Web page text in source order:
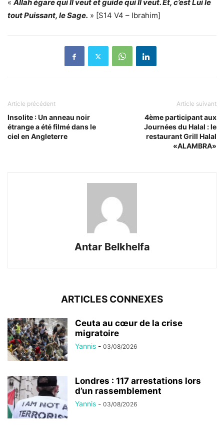
« Allah égare qui Il veut et guide qui Il veut. Et, c’est Lui le
tout Puissant, le Sage. » [S14 V4 – Ibrahim]
Article précédent
Insolite : Un anneau noir
étrange a été filmé dans le
ciel en Angleterre
Article suivant
4ème participant aux
Journées du Halal : le
restaurant Grill Halal
«ALAMBRA»
Antar Belkhelfa
ARTICLES CONNEXES
Ceuta au cœur de la crise
migratoire
Yannis - 03/08/2026
Londres : 117 arrestations lors
d’un rassemblement
Yannis - 03/08/2026